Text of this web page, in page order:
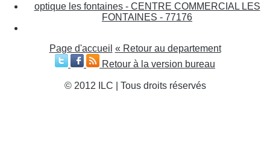
optique les fontaines - CENTRE COMMERCIAL LES
FONTAINES - 77176
Page d'accueil « Retour au departement
Retour à la version bureau
© 2012 ILC | Tous droits réservés